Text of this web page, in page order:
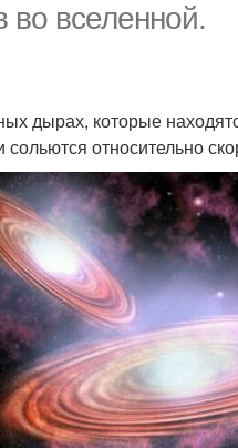
вселенной.
дырах, которые
относительно